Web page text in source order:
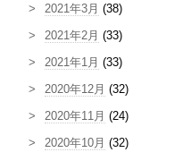
2021年3月 (38)
2021年2月 (33)
2021年1月 (33)
2020年12月 (32)
2020年11月 (24)
2020年10月 (32)